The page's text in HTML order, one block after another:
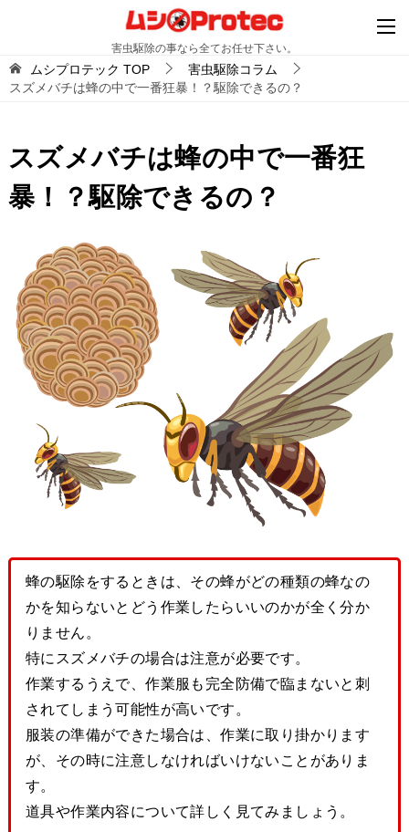
害虫駆除の事なら全てお任せ下さい。
ムシプロテック TOP
害虫駆除コラム
スズメバチは蜂の中で一番狂暴！？駆除できるの？
スズメバチは蜂の中で一番狂
暴！？駆除できるの？
蜂の駆除をするときは、その蜂がどの種類の蜂なの
かを知らないとどう作業したらいいのかが全く分か
りません。
特にスズメバチの場合は注意が必要です。
作業するうえで、作業服も完全防備で臨まないと刺
されてしまう可能性が高いです。
服装の準備ができた場合は、作業に取り掛かります
が、その時に注意しなければいけないことがありま
す。
道具や作業内容について詳しく見てみましょう。